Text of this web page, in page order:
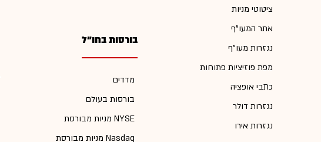
ציטוטי מניות
אתר המעו"ף
נגזרות מעו"ף
מפת פוזיציות פתוחות
כתבי אופציה
נגזרות דולר
נגזרות אירו
בורסות בחו"ל
מדדים
בורסות בעולם
מניות מבורסת NYSE
מניות מבורסת Nasdaq